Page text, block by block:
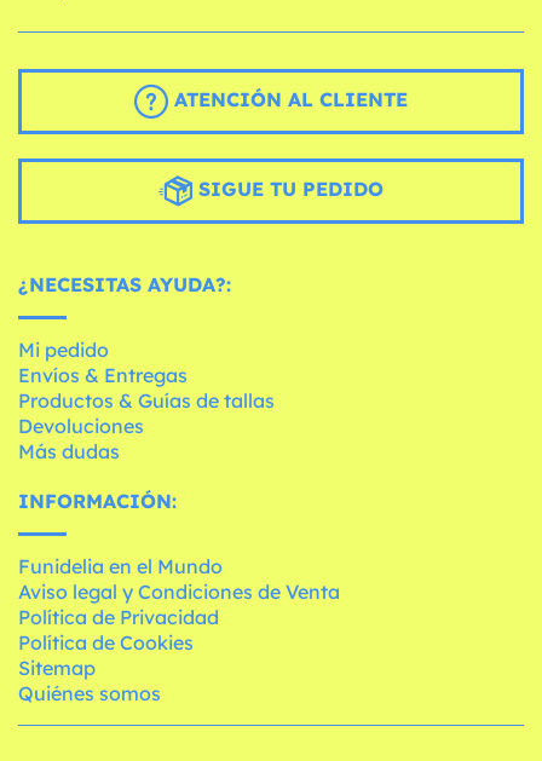
ATENCIÓN AL CLIENTE
SIGUE TU PEDIDO
¿NECESITAS AYUDA?:
Mi pedido
Envíos & Entregas
Productos & Guías de tallas
Devoluciones
Más dudas
INFORMACIÓN:
Funidelia en el Mundo
Aviso legal y Condiciones de Venta
Política de Privacidad
Política de Cookies
Sitemap
Quiénes somos